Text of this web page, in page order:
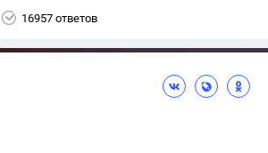
16957 ответов